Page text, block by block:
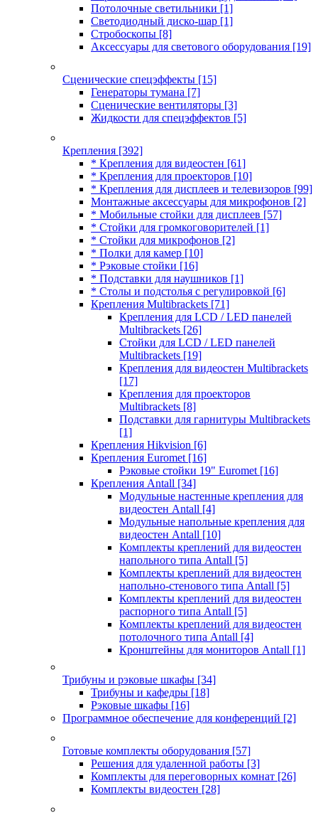
Потолочные светильники [1]
Светодиодный диско-шар [1]
Стробоскопы [8]
Аксессуары для светового оборудования [19]
Сценические спецэффекты [15]
Генераторы тумана [7]
Сценические вентиляторы [3]
Жидкости для спецэффектов [5]
Крепления [392]
* Крепления для видеостен [61]
* Крепления для проекторов [10]
* Крепления для дисплеев и телевизоров [99]
Монтажные аксессуары для микрофонов [2]
* Мобильные стойки для дисплеев [57]
* Стойки для громкоговорителей [1]
* Стойки для микрофонов [2]
* Полки для камер [10]
* Рэковые стойки [16]
* Подставки для наушников [1]
* Столы и подстолья с регулировкой [6]
Крепления Multibrackets [71]
Крепления для LCD / LED панелей
Multibrackets [26]
Стойки для LCD / LED панелей
Multibrackets [19]
Крепления для видеостен Multibrackets
[17]
Крепления для проекторов
Multibrackets [8]
Подставки для гарнитуры Multibrackets
[1]
Крепления Hikvision [6]
Крепления Euromet [16]
Рэковые стойки 19" Euromet [16]
Крепления Antall [34]
Модульные настенные крепления для
видеостен Antall [4]
Модульные напольные крепления для
видеостен Antall [10]
Комплекты креплений для видеостен
напольного типа Antall [5]
Комплекты креплений для видеостен
напольно-стенового типа Antall [5]
Комплекты креплений для видеостен
распорного типа Antall [5]
Комплекты креплений для видеостен
потолочного типа Antall [4]
Кронштейны для мониторов Antall [1]
Трибуны и рэковые шкафы [34]
Трибуны и кафедры [18]
Рэковые шкафы [16]
Программное обеспечение для конференций [2]
Готовые комплекты оборудования [57]
Решения для удаленной работы [3]
Комплекты для переговорных комнат [26]
Комплекты видеостен [28]